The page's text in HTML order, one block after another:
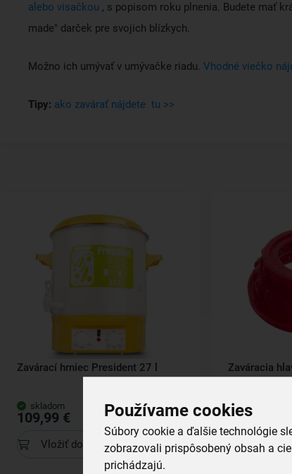
Používame cookies
Súbory cookie a ďalšie technológie
zobrazovali prispôsobený obsah a
prichádzajú.
alebo visačkou , s popisom roku plnenia. Budete mať
made" darček pre svojich blízkych.
Možno ich umývať v umývačke riadu. Vhodné viečko
Tipy: ako zavárať nájdete tu >>
Zavárací hrniec President 27 l
skladom
109,99 €
Vložiť do košíka
Zaváracia
skladom
4,99 €
Vložiť